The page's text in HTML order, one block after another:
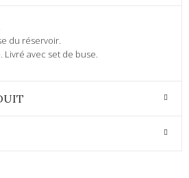
du réservoir.
avec set de buse.